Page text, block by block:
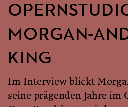
MORGAN-
KING
Im Interview blickt
seine prägenden Jahre im